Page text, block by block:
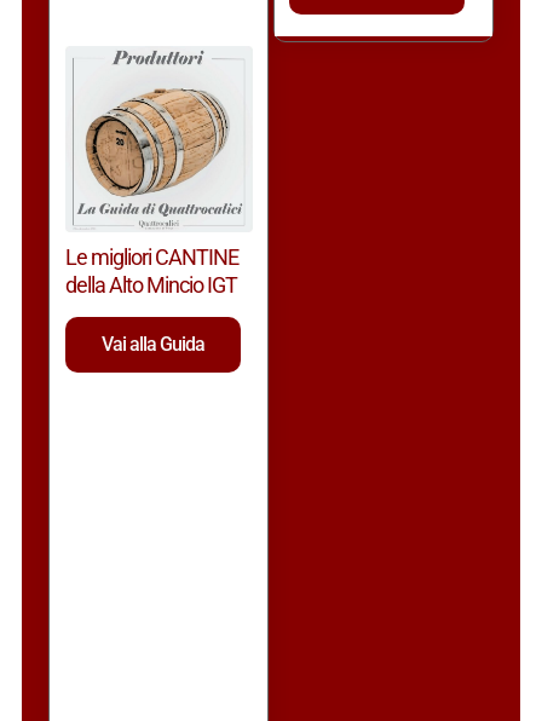
Le migliori CANTINE
della Alto Mincio IGT
Vai alla Guida